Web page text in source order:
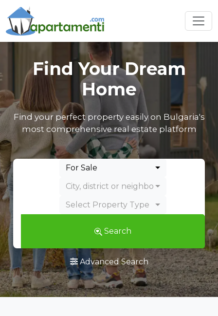
Find Your Dream
Home
Find your perfect property easily on Bulgaria's
most comprehensive real estate platform
For Sale
City, district or neighborhood
Select Property Type
Search
Advanced Search